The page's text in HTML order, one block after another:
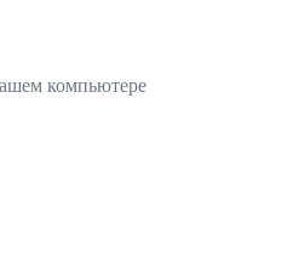
компьютере